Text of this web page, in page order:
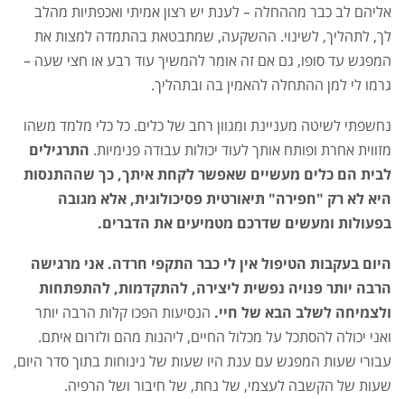
אליהם לב כבר מההחלה – לענת יש רצון אמיתי ואכפתיות מהלב
לך, לתהליך, לשינוי. ההשקעה, שמתבטאת בהתמדה למצות את
המפגש עד סופו, גם אם זה אומר להמשיך עוד רבע או חצי שעה –
גרמו לי למן ההתחלה להאמין בה ובתהליך.
נחשפתי לשיטה מעניינת ומגוון רחב של כלים. כל כלי מלמד משהו
מזווית אחרת ופותח אותך לעוד יכולות עבודה פנימיות. התרגילים
לבית הם כלים מעשיים שאפשר לקחת איתך, כך שההתנסות
היא לא רק "חפירה" תיאורטית פסיכולוגית, אלא מגובה
בפעולות ומעשים שדרכם מטמיעים את הדברים.
היום בעקבות הטיפול אין לי כבר התקפי חרדה. אני מרגישה
הרבה יותר פנויה נפשית ליצירה, להתקדמות, להתפתחות
ולצמיחה לשלב הבא של חיי. הנסיעות הפכו קלות הרבה יותר
ואני יכולה להסתכל על מכלול החיים, ליהנות מהם ולזרום איתם.
עבורי שעות המפגש עם ענת היו שעות של נינוחות בתוך סדר היום,
שעות של הקשבה לעצמי, של נחת, של חיבור ושל הרפיה.